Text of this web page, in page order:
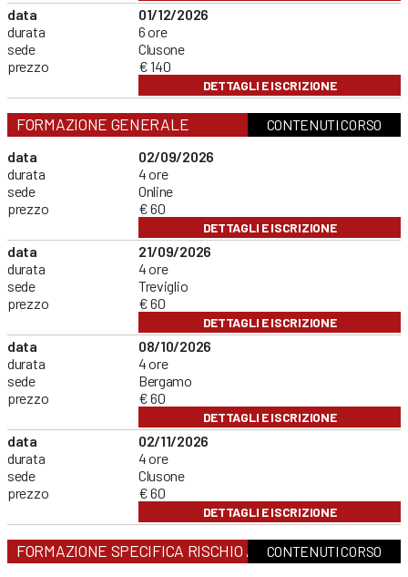
data
durata
sede
prezzo
01/12/2026
6 ore
Clusone
€ 140
DETTAGLI E ISCRIZIONE
FORMAZIONE GENERALE
CONTENUTI CORSO
data
durata
sede
prezzo
02/09/2026
4 ore
Online
€ 60
DETTAGLI E ISCRIZIONE
data
durata
sede
prezzo
21/09/2026
4 ore
Treviglio
€ 60
DETTAGLI E ISCRIZIONE
data
durata
sede
prezzo
08/10/2026
4 ore
Bergamo
€ 60
DETTAGLI E ISCRIZIONE
data
durata
sede
prezzo
02/11/2026
4 ore
Clusone
€ 60
DETTAGLI E ISCRIZIONE
FORMAZIONE SPECIFICA RISCHIO ALTOCONTENUTI CORSO